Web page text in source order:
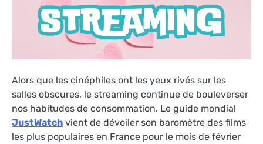
Alors que les cinéphiles ont les yeux rivés sur les
salles obscures, le streaming continue de bouleverser
nos habitudes de consommation. Le guide mondial
JustWatch vient de dévoiler son baromètre des films
les plus populaires en France pour le mois de février